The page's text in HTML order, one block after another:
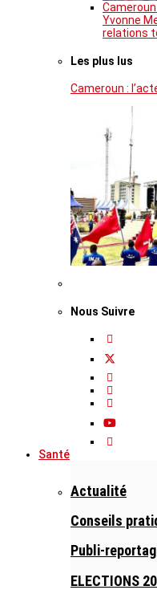
Yvonne
relations
Les plus lus
Cameroun :
Nous Suivre
Santé
Actualité
Conseils
Publi-
ELECTIONS